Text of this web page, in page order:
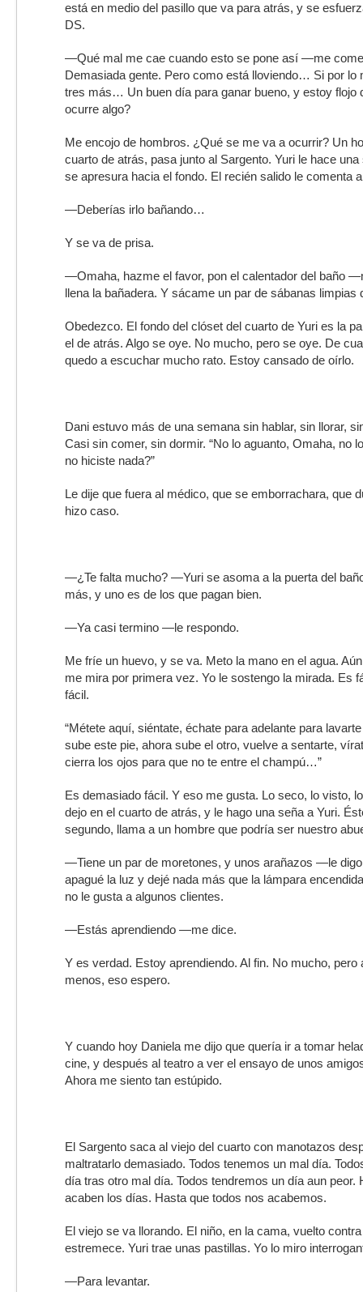
está en medio del pasillo que va para atrás, y se
DS.
—Qué mal me cae cuando esto se pone así —me
Demasiada gente. Pero como está lloviendo… Si por lo
tres más… Un buen día para ganar bueno, y estoy
ocurre algo?
Me encojo de hombros. ¿Qué se me va a ocurrir? Un
cuarto de atrás, pasa junto al Sargento. Yuri le hace
se apresura hacia el fondo. El recién salido le comenta
—Deberías irlo bañando…
Y se va de prisa.
—Omaha, hazme el favor, pon el calentador del baño
llena la bañadera. Y sácame un par de sábanas limpias
Obedezco. El fondo del clóset del cuarto de Yuri es la
el de atrás. Algo se oye. No mucho, pero se oye. De
quedo a escuchar mucho rato. Estoy cansado de oírlo.
Dani estuvo más de una semana sin hablar, sin llorar,
Casi sin comer, sin dormir. “No lo aguanto, Omaha, no
no hiciste nada?”
Le dije que fuera al médico, que se emborrachara, que
hizo caso.
—¿Te falta mucho? —Yuri se asoma a la puerta del
más, y uno es de los que pagan bien.
—Ya casi termino —le respondo.
Me fríe un huevo, y se va. Meto la mano en el agua.
me mira por primera vez. Yo le sostengo la mirada. Es
fácil.
“Métete aquí, siéntate, échate para adelante para
sube este pie, ahora sube el otro, vuelve a sentarte,
cierra los ojos para que no te entre el champú…”
Es demasiado fácil. Y eso me gusta. Lo seco, lo visto,
dejo en el cuarto de atrás, y le hago una seña a Yuri.
segundo, llama a un hombre que podría ser nuestro
—Tiene un par de moretones, y unos arañazos —le
apagué la luz y dejé nada más que la lámpara
no le gusta a algunos clientes.
—Estás aprendiendo —me dice.
Y es verdad. Estoy aprendiendo. Al fin. No mucho, pero
menos, eso espero.
Y cuando hoy Daniela me dijo que quería ir a tomar
cine, y después al teatro a ver el ensayo de unos
Ahora me siento tan estúpido.
El Sargento saca al viejo del cuarto con manotazos
maltratarlo demasiado. Todos tenemos un mal día.
día tras otro mal día. Todos tendremos un día aun peor.
acaben los días. Hasta que todos nos acabemos.
El viejo se va llorando. El niño, en la cama, vuelto
estremece. Yuri trae unas pastillas. Yo lo miro
—Para levantar.